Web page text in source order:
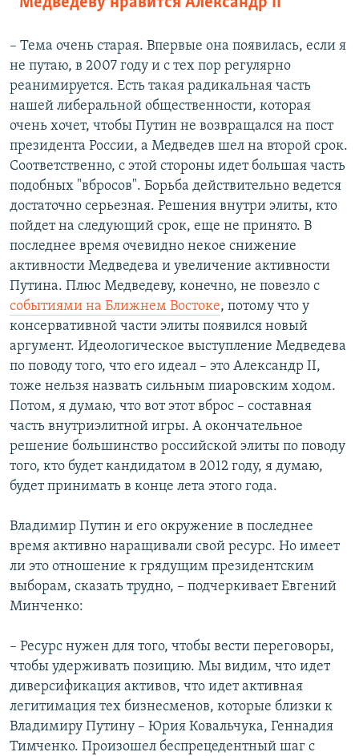
– Тема очень старая. Впервые она появилась, если я
не путаю, в 2007 году и с тех пор регулярно
реанимируется. Есть такая радикальная часть
нашей либеральной общественности, которая
очень хочет, чтобы Путин не возвращался на пост
президента России, а Медведев шел на второй срок.
Соответственно, с этой стороны идет большая часть
подобных "вбросов". Борьба действительно ведется
достаточно серьезная. Решения внутри элиты, кто
пойдет на следующий срок, еще не принято. В
последнее время очевидно некое снижение
активности Медведева и увеличение активности
Путина. Плюс Медведеву, конечно, не повезло с
событиями на Ближнем Востоке, потому что у
консервативной части элиты появился новый
аргумент. Идеологическое выступление Медведева
по поводу того, что его идеал – это Александр II,
тоже нельзя назвать сильным пиаровским ходом.
Потом, я думаю, что вот этот вброс – составная
часть внутриэлитной игры. А окончательное
решение большинство российской элиты по поводу
того, кто будет кандидатом в 2012 году, я думаю,
будет принимать в конце лета этого года.
Владимир Путин и его окружение в последнее
время активно наращивали свой ресурс. Но имеет
ли это отношение к грядущим президентским
выборам, сказать трудно, – подчеркивает Евгений
Минченко:
– Ресурс нужен для того, чтобы вести переговоры,
чтобы удерживать позицию. Мы видим, что идет
диверсификация активов, что идет активная
легитимация тех бизнесменов, которые близки к
Владимиру Путину – Юрия Ковальчука, Геннадия
Тимченко. Произошел беспрецедентный шаг с